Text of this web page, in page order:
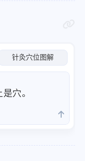
针灸穴位图解
穴。